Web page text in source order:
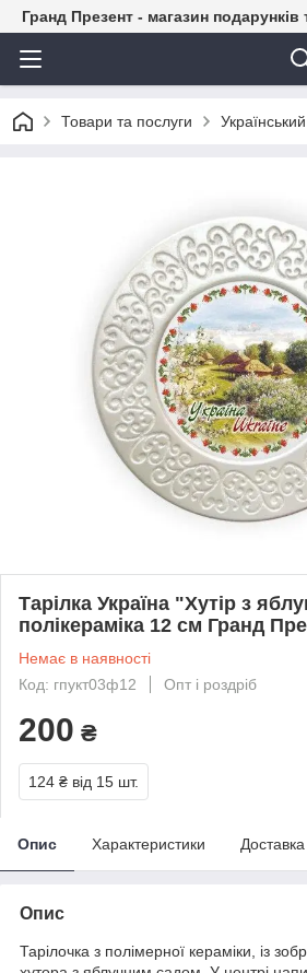
Гранд Презент - магазин подарунків
Товари та послуги
Тарілка Україна "Хутір з
полікераміка 12 см Гранд
Немає в наявності
Код: гпукт03ф12
Опт і роздріб
200 ₴
124 ₴ від 15 шт.
Опис Характеристики Доставка
Опис
Тарілочка з полімерної кераміки, із